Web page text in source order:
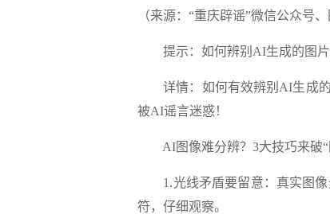
（来源：“重庆辟谣”微信公众号、
提示：如何辨别AI生成的图
详情： 如何有效辨别AI生成
被AI谣言迷惑！
AI图像难分辨？3大技巧来破“
1.光线矛盾要留意： 真实图
符，仔细观察。